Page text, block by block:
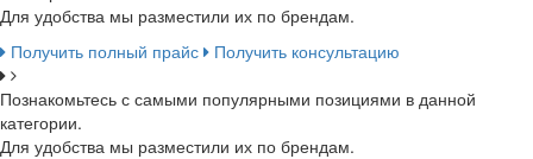
Для удобства мы разместили их по брендам.
Получить полный прайс
Получить консультацию
Познакомьтесь с самыми популярными позициями в данной
категории.
Для удобства мы разместили их по брендам.